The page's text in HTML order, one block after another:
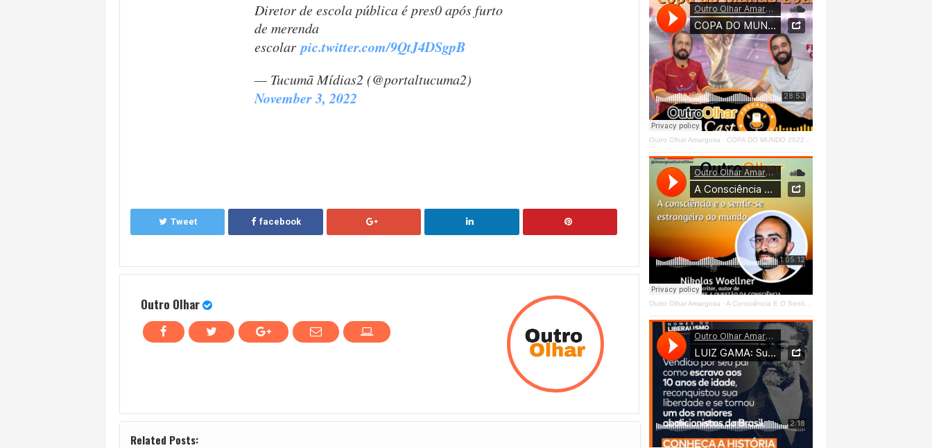
Diretor de escola pública é pres0 após furto
de merenda
escolarpic.twitter.com/9QtJ4DSgpB
— Tucumã Mídias2 (@portaltucuma2)
November 3, 2022
Tweet facebook
Outro Olhar
Related Posts:
Outro Olhar Amargosa · COPA DO MUNDO 2022 - OUTRO OLHAR CAST #O1 Right
Outro Olhar Amargosa · A Consciência E O Sentir - Se Estrangeiro Ao Mundo